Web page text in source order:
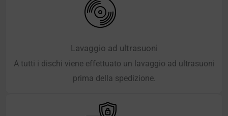
Lavaggio ad ultrasuoni
A tutti i dischi viene effettuato un lavaggio ad ultrasuoni
prima della spedizione.